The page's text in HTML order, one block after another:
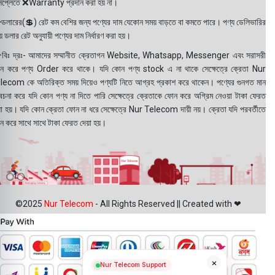
❌Warranty প্রদান করা হয় না।
রেট কম বেশির জন্য পণ্যের দাম যেকোন সময় বাড়তে বা কমতে পারে। পণ্য ডেলিভারির
ডলার রেট অনুযায়ী পণ্যের দাম নির্ধারণ করা হয়।
দ্রঃ- আমাদের সম্মানীত ক্রেতাগন Website, Whatsapp, Messenger এবং সরাসরী
করে পণ্য Order করে থাকে। যদি কোন পণ্য stock এ না থাকে সেক্ষেত্রে ক্রেতা Nur
কে অতিরিক্ত সময় দিয়েও পণ্যটি নিতে আগ্রহ প্রকাশ করে থাকেন। পণ্যের গুনগত মান
করে যদি কোন পণ্য না দিতে পারি সেক্ষেত্রে ক্রেতাকে ফোন করে অগ্রিম নেওয়া টাকা ফেরত
হয়। যদি কোন ক্রেতা ফোন না ধরে সেক্ষেত্রে Nur Telecom দায়ী নয়। ক্রেতা যদি পরবর্তীতে
করে সাথে সাথে টাকা ফেরত দেয়া হয়।
©2025 Nur Telecom - All Rights Reserved || Created with ❤
×
Nur Telecom Support